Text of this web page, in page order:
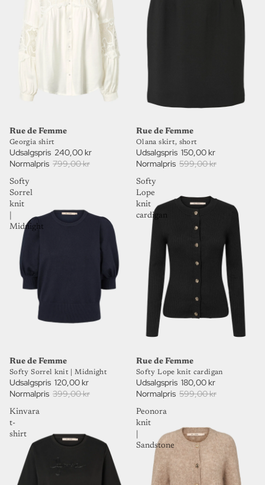
UDSALG
70%
Rue de Femme
Georgia shirt
Udsalgspris 240,00 kr
Normalpris 799,00 kr
UDSALG
75%
Rue de Femme
Olana skirt, short
Udsalgspris 150,00 kr
Normalpris 599,00 kr
Softy
Sorrel
knit
Midnight
UDSALG
70%
Rue de Femme
Softy Sorrel knit | Midnight
Udsalgspris 120,00 kr
Normalpris 399,00 kr
Softy
Lope
knit
cardigan
UDSALG
70%
Rue de Femme
Softy Lope knit cardigan
Udsalgspris 180,00 kr
Normalpris 599,00 kr
Kinvara
t-
shirt
Peonora
knit
Sandstone